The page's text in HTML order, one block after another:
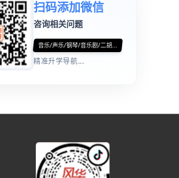
扫码添加微信
咨询相关问题
音乐/声乐/钢琴/音乐剧/二胡...
精准升学导航...